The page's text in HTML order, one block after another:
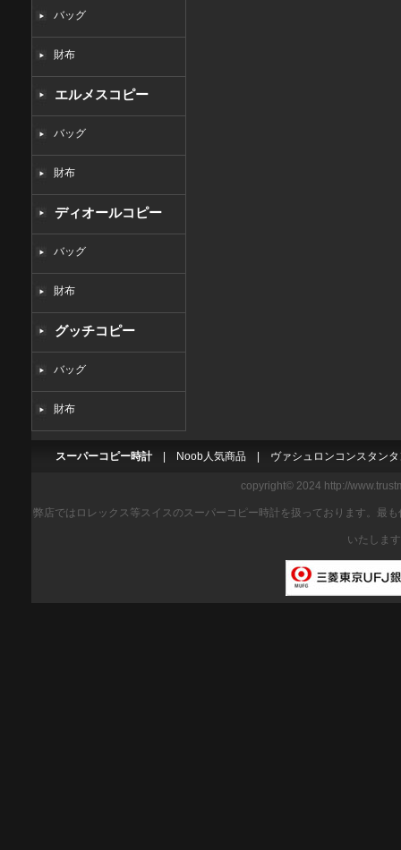
バッグ
財布
エルメスコピー
バッグ
財布
ディオールコピー
バッグ
財布
グッチコピー
バッグ
財布
スーパーコピー時計 Noob人気商品 ヴァシュロンコンスタン
copyright© 2024 http://
弊店ではロレックス等スイスのスーパーコピー時計を扱っております。最
いたしま